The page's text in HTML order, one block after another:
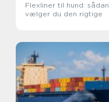
Flexliner til hund: sådan
vælger du den rigtige